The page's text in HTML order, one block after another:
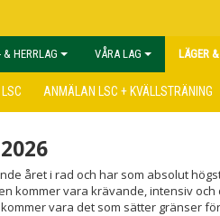
& HERRLAG VÅRA LAG LÄGER
ANMÄLAN LSC + KVÄLLSTRÄNING
året i rad och har som absolut
kommer vara krävande, intensiv
vara det som sätter gränser